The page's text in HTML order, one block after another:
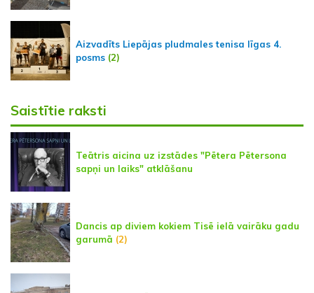
Aizvadīts Liepājas pludmales tenisa līgas 4.
posms (2)
Saistītie raksti
Teātris aicina uz izstādes "Pētera Pētersona
sapņi un laiks" atklāšanu
Dancis ap diviem kokiem Tisē ielā vairāku gadu
garumā (2)